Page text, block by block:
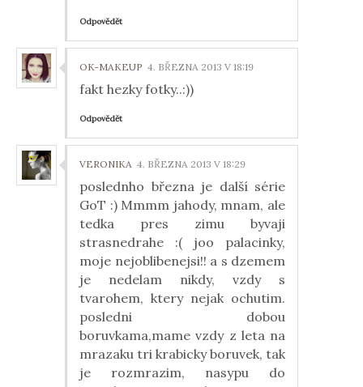
Odpovědět
OK-MAKEUP 4. BŘEZNA 2013 V 18:19
fakt hezky fotky..:))
Odpovědět
VERONIKA 4. BŘEZNA 2013 V 18:29
poslednho března je další série
GoT :) Mmmm jahody, mnam, ale
tedka pres zimu byvaji
strasnedrahe :( joo palacinky,
moje nejoblibenejsi!! a s dzemem
je nedelam nikdy, vzdy s
tvarohem, ktery nejak ochutim.
posledni dobou
boruvkama,mame vzdy z leta na
mrazaku tri krabicky boruvek, tak
je rozmrazim, nasypu do